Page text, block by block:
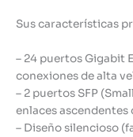
Sus características
– 24 puertos Gigabit
conexiones de alta
– 2 puertos SFP
enlaces ascendentes
– Diseño silencioso